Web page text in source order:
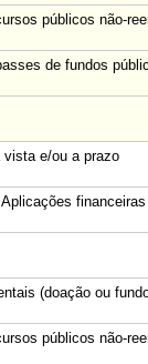
públicos não-
de fundos
e/ou a prazo
(doação ou
públicos não-